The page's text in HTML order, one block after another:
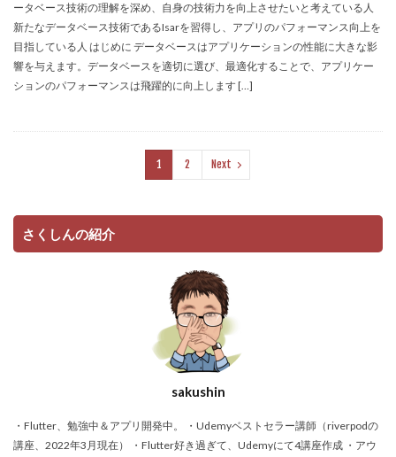
ータベース技術の理解を深め、自身の技術力を向上させたいと考えている人
新たなデータベース技術であるIsarを習得し、アプリのパフォーマンス向上を
目指している人 はじめに データベースはアプリケーションの性能に大きな影
響を与えます。データベースを適切に選び、最適化することで、アプリケー
ションのパフォーマンスは飛躍的に向上します […]
1 2 Next
さくしんの紹介
sakushin
・Flutter、勉強中＆アプリ開発中。 ・Udemyベストセラー講師（riverpodの
講座、2022年3月現在） ・Flutter好き過ぎて、Udemyにて4講座作成 ・アウ